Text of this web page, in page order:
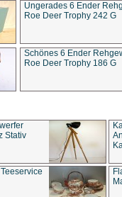
Ungerades 6 Ender
Roe Deer Trophy 242 G
Schönes 6 Ender
Roe Deer Trophy 186 G
Stativ